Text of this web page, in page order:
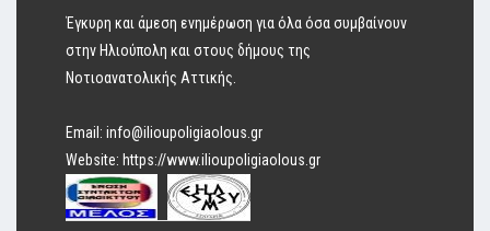
Έγκυρη και άμεση ενημέρωση για όλα όσα συμβαίνουν
στην Ηλιούπολη και στους δήμους της
Νοτιοανατολικής Αττικής.
Email: info@ilioupoligiaolous.gr
Website: https://www.ilioupoligiaolous.gr